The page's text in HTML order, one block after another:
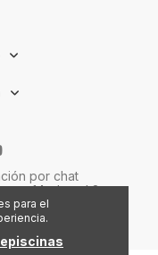
por chat
14 - Local 8
para el